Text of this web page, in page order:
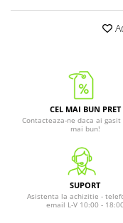
CEL MAI BUN PRET
Contacteaza-ne daca ai
mai bun!
SUPORT
Asistenta la achizitie -
email L-V 10:00 - 18:00